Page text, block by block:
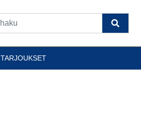
TARJOUKSET